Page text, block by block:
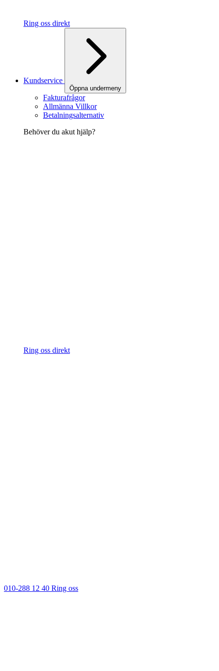
Ring oss direkt
Kundservice
Öppna undermeny
Fakturafrågor
Allmänna Villkor
Betalningsalternativ
Behöver du akut hjälp?
Ring oss direkt
010-288 12 40 Ring oss